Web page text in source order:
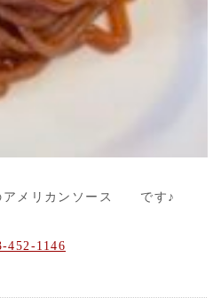
アメリカンソース です♪
452-1146